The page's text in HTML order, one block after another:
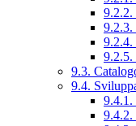
9.2.2.
9.2.3.
9.2.4.
9.2.5.
9.3.
9.4.
9.4.1.